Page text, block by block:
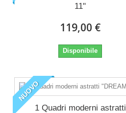
11"
119,00 €
Disponibile
NUOVO
1 Quadri moderni astratti